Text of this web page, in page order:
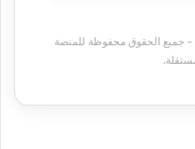
– جميع الحقوق محفوظة للمنصة